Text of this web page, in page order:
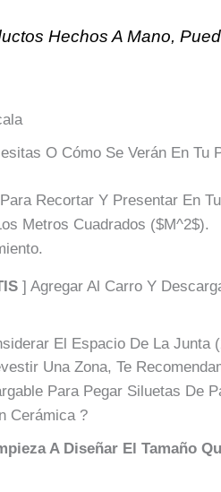
Hechos A Mano,
O Cómo Se Verán En Tu
Recortar Y Presentar En
Metros Cuadrados ($m^2$).
] Agregar Al Carro Y
El Espacio De La Junta
Una Zona, Te
Para Pegar Siluetas De
Cerámica ?
A Diseñar El Tamaño